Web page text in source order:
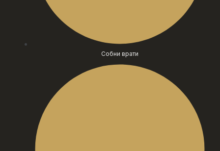
Собни врати